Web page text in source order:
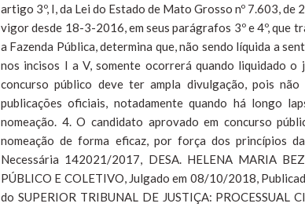
artigo 3º, I, da Lei do Estado de Mato Grosso nº 7.603, de
vigor desde 18-3-2016, em seus parágrafos 3º e 4º, que
a Fazenda Pública, determina que, não sendo líquida a
nos incisos I a V, somente ocorrerá quando liquidado
concurso público deve ter ampla divulgação, pois
publicações oficiais, notadamente quando há longo
nomeação. 4. O candidato aprovado em concurso
nomeação de forma eficaz, por força dos princípios
Necessária 142021/2017, DESA. HELENA MARIA
PÚBLICO E COLETIVO, Julgado em 08/10/2018,
do SUPERIOR TRIBUNAL DE JUSTIÇA: PROCESSUAL